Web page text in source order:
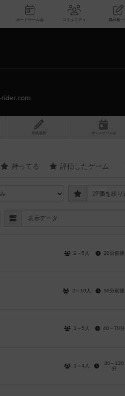
新着レビュー ボードゲーム会 コミュニティ
投稿履歴 ボ ドゲ ーム
持ってる 評価したゲーム
2～5人 20分前後
2～10人 30分前後
1～5人 40～70分
1～4人
30～120
分